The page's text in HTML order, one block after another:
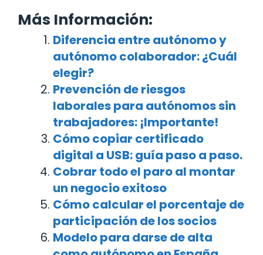
Más Información:
Diferencia entre autónomo y
autónomo colaborador: ¿Cuál
elegir?
Prevención de riesgos
laborales para autónomos sin
trabajadores: ¡Importante!
Cómo copiar certificado
digital a USB: guía paso a paso.
Cobrar todo el paro al montar
un negocio exitoso
Cómo calcular el porcentaje de
participación de los socios
Modelo para darse de alta